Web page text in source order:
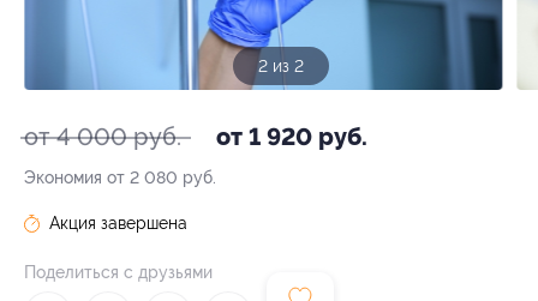
1 из 2
от 4 000 руб. от 1 920 руб.
Экономия от 2 080 руб.
Акция завершена
Поделиться с друзьями